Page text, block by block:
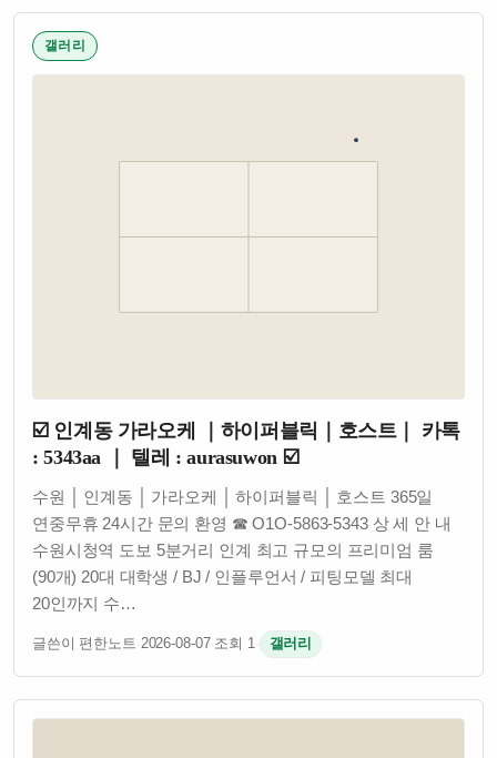
갤러리
☑️ 인계동 가라오케 ｜하이퍼블릭｜호스트｜ 카톡
: 5343aa ｜ 텔레 : aurasuwon ☑️
수원 │ 인계동 │ 가라오케 │ 하이퍼블릭 │ 호스트 365일
연중무휴 24시간 문의 환영 ☎ O1O-5863-5343 상 세 안 내
수원시청역 도보 5분거리 인계 최고 규모의 프리미엄 룸
(90개) 20대 대학생 / BJ / 인플루언서 / 피팅모델 최대
20인까지 수…
글쓴이 편한노트 ·2026-08-07·조회 1· 갤러리